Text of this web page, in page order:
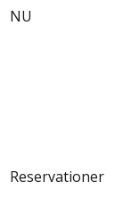
NU
Reservationer